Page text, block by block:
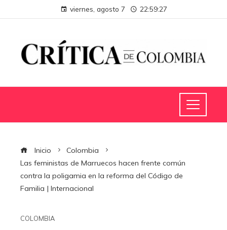
viernes, agosto 7 22:59:28
Inicio
Colombia
Las feministas de Marruecos hacen frente común
contra la poligamia en la reforma del Código de
Familia | Internacional
COLOMBIA